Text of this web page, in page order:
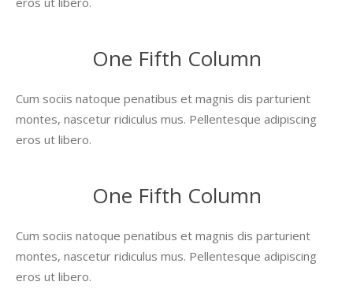
One Fifth Column
Cum sociis natoque penatibus et magnis dis parturient
montes, nascetur ridiculus mus. Pellentesque adipiscing
eros ut libero.
One Fifth Column
Cum sociis natoque penatibus et magnis dis parturient
montes, nascetur ridiculus mus. Pellentesque adipiscing
eros ut libero.